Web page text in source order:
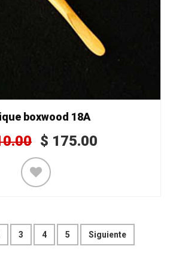
boxwood 18A
$ 175.00
3 4 5 Siguiente